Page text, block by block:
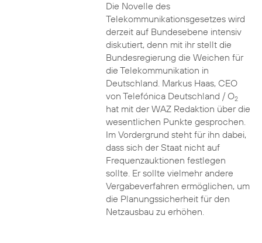
Die Novelle des
Telekommunikationsgesetzes wird
derzeit auf Bundesebene intensiv
diskutiert, denn mit ihr stellt die
Bundesregierung die Weichen für
die Telekommunikation in
Deutschland. Markus Haas, CEO
von Telefónica Deutschland / O2
hat mit der WAZ Redaktion über die
wesentlichen Punkte gesprochen.
Im Vordergrund steht für ihn dabei,
dass sich der Staat nicht auf
Frequenzauktionen festlegen
sollte. Er sollte vielmehr andere
Vergabeverfahren ermöglichen, um
die Planungssicherheit für den
Netzausbau zu erhöhen.